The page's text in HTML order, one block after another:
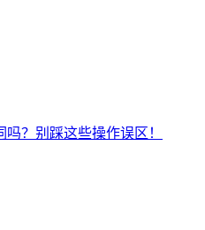
？别踩这些操作误区！